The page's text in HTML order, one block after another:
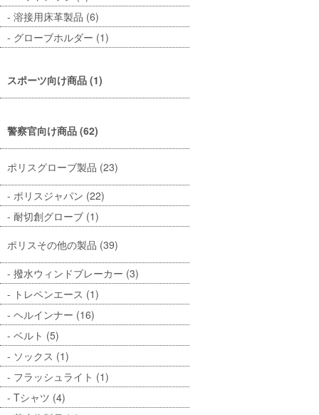
溶接用床革製品 (6)
グローブホルダー (1)
スポーツ向け商品 (1)
警察官向け商品 (62)
ポリスグローブ製品 (23)
ポリスジャパン (22)
耐切創グローブ (1)
ポリスその他の製品 (39)
撥水ウィンドブレーカー (3)
トレペンエース (1)
ヘルインナー (16)
ベルト (5)
ソックス (1)
フラッシュライト (1)
Tシャツ (4)